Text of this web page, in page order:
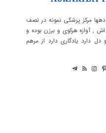
مرکز پزشکی نمونه در نصف
, آوازه هرکوی و برزن بوده و
دارد یادگاری دارد از مرهم